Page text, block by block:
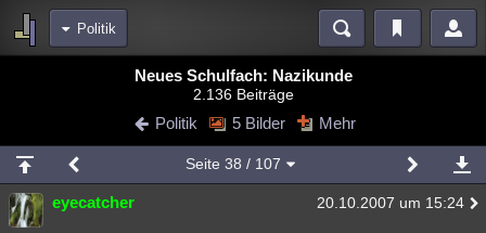
Politik
Blogs Videos
Chat Wiki Neuigkeiten
meine Rubriken
Menschen Wissenschaft Mystery Kriminalfälle
Neues Schulfach: Nazikunde
2.136 Beiträge
Politik 5 Bilder Mehr
Seite 38 / 107
eyecatcher 20.10.2007 um 15:24